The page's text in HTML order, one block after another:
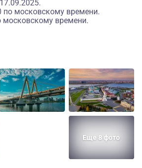
по московскому времени.
московскому времени.
Еще 8 фото